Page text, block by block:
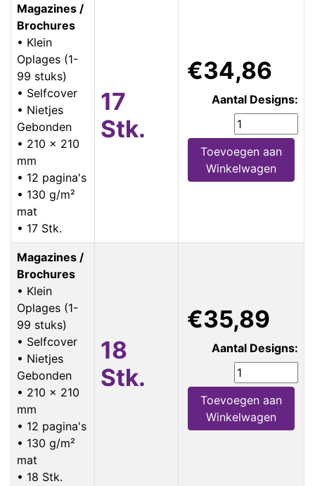
Magazines /
Brochures
• Klein
Oplages (1-
99 stuks)
• Selfcover
• Nietjes
Gebonden
• 210 x 210
mm
• 12 pagina's
• 130 g/m²
mat
• 17 Stk.
17
Stk.
€34,86
Aantal Designs:
Toevoegen aan
Winkelwagen
Magazines /
Brochures
• Klein
Oplages (1-
99 stuks)
• Selfcover
• Nietjes
Gebonden
• 210 x 210
mm
• 12 pagina's
• 130 g/m²
mat
• 18 Stk.
18
Stk.
€35,89
Aantal Designs:
Toevoegen aan
Winkelwagen